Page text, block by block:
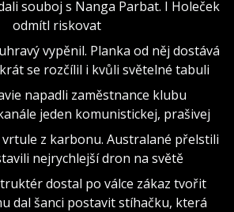
souboj s Nanga Parbat. I Holeček
odmítl riskovat
vypěnil. Planka od něj dostává
se rozčílil i kvůli světelné tabuli
napadli zaměstnance klubu
jeden komunistickej, prašivej
z karbonu. Australané přelstili
nejrychlejší dron na světě
dostal po válce zákaz tvořit
dal šanci postavit stíhačku, která